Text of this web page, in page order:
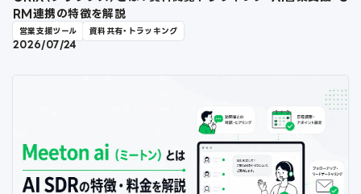
RM連携の特徴を解説
営業支援ツール 資料共有・トラッキング
2026/07/24